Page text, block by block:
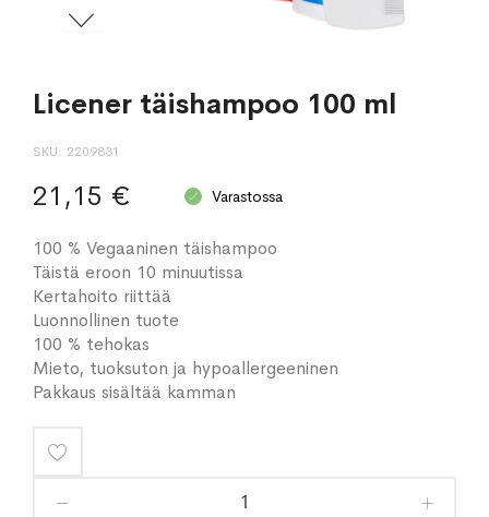
Licener täishampoo 100 ml
SKU 2209831
21,15 € Varastossa
100 % Vegaaninen täishampoo
Täistä eroon 10 minuutissa
Kertahoito riittää
Luonnollinen tuote
100 % tehokas
Mieto, tuoksuton ja hypoallergeeninen
Pakkaus sisältää kamman
toivelistaan